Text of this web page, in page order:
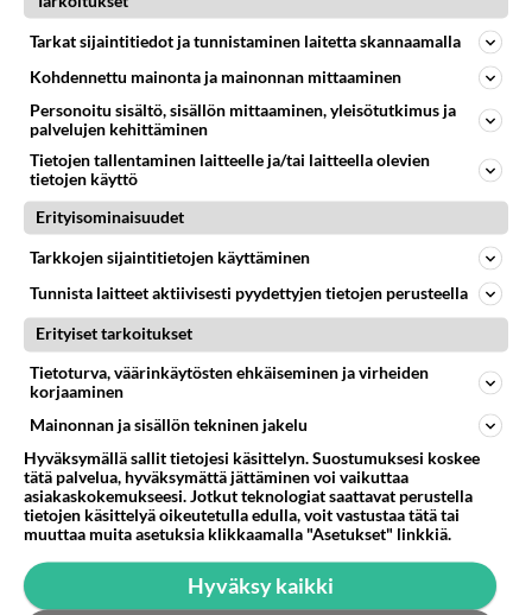
http://www.ollit.com/car/
Kommentoi
Kommentoi aloitusta...
Takaisin ylös
LUETUIMMAT KESKUSTELUT
PÄIVÄ VIIKKO
Mitä tuot pöytään parisuhteessa?
04.08.2026 16:53
Sinkut
Yhdistää??????
04.08.2026 18:50
Ikävä
763
Tarkat sijaintitiedot ja tunnistaminen laitetta skannaamalla
Kohdennettu mainonta ja mainonnan mittaaminen
Personoitu sisältö, sisällön mittaaminen, yleisötutkimus ja
palvelujen kehittäminen
Tietojen tallentaminen laitteelle ja/tai laitteella olevien
tietojen käyttö
Erityisominaisuudet
Tarkkojen sijaintitietojen käyttäminen
Tunnista laitteet aktiivisesti pyydettyjen tietojen perusteella
Erityiset tarkoitukset
Tietoturva, väärinkäytösten ehkäiseminen ja virheiden
korjaaminen
Mainonnan ja sisällön tekninen jakelu
Hyväksymällä sallit tietojesi käsittelyn. Suostumuksesi koskee
tätä palvelua, hyväksymättä jättäminen voi vaikuttaa
asiakaskokemukseesi. Jotkut teknologiat saattavat perustella
tietojen käsittelyä oikeutetulla edulla, voit vastustaa tätä tai
muuttaa muita asetuksia klikkaamalla "Asetukset" linkkiä.
Hyväksy kaikki